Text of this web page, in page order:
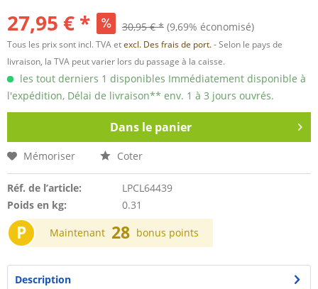
27,95 € * 30,95 € * (9,69% économisé)
Tous les prix sont incl. TVA etexcl. Des frais de port.- Selon le pays de
livraison, la TVA peut varier lors du passage à la caisse.
les tout derniers 1 disponibles Immédiatement disponible à
l'expédition, Délai de livraison** env. 1 à 3 jours ouvrés.
Dans le panier
Mémoriser Coter
Réf. de l’article:
LPCL64439
Poids en kg:
0.31
P Maintenant 28 bonus points
Description